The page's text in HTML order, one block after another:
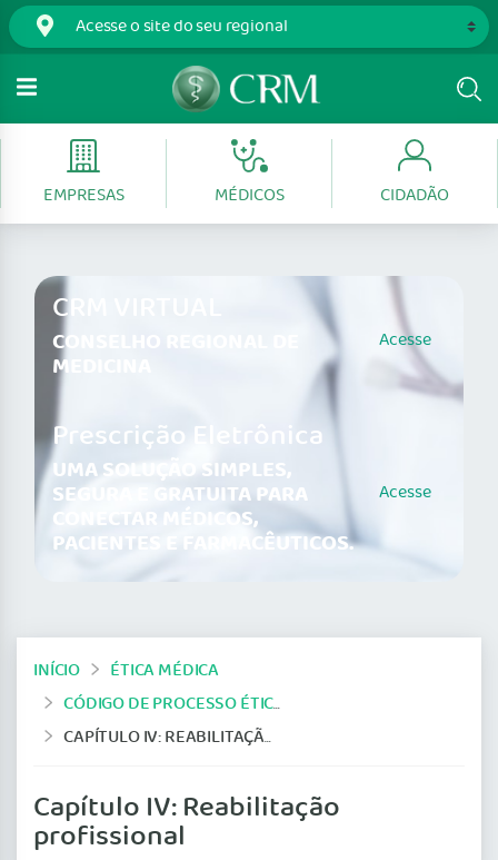
EMPRESAS MÉDICOS CIDADÃO
CRM VIRTUAL
CONSELHO REGIONAL DE
MEDICINA
Acesse
Prescrição Eletrônica
UMA SOLUÇÃO SIMPLES,
SEGURA E GRATUITA PARA
CONECTAR MÉDICOS,
PACIENTES E FARMACÊUTICOS.
Acesse
INÍCIO
ÉTICA MÉDICA
CÓDIGO DE PROCESSO ÉTICO-PROFISSIONAL 2013
CAPÍTULO IV: REABILITAÇÃO PROFISSIONAL
Capítulo IV: Reabilitação
profissional